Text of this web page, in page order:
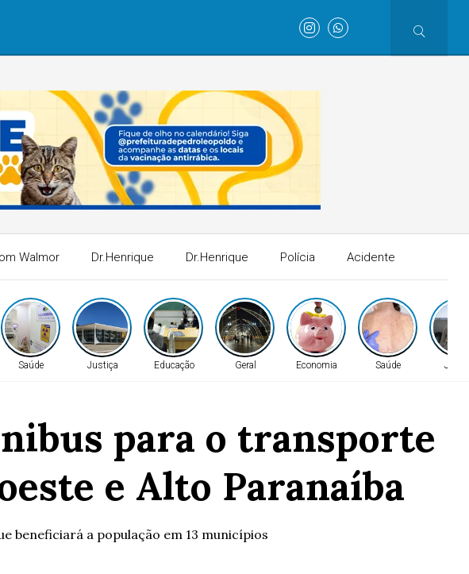
Walmor Dr.Henrique Dr.Henrique Polícia Acidente
Saúde Justiça Educação Geral Economia Saúde
para o transporte
e Alto Paranaíba
beneficiará a população em 13 municípios